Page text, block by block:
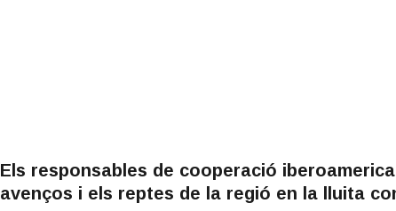
Els responsables de cooperació
avenços i els reptes de la regió en la lluita